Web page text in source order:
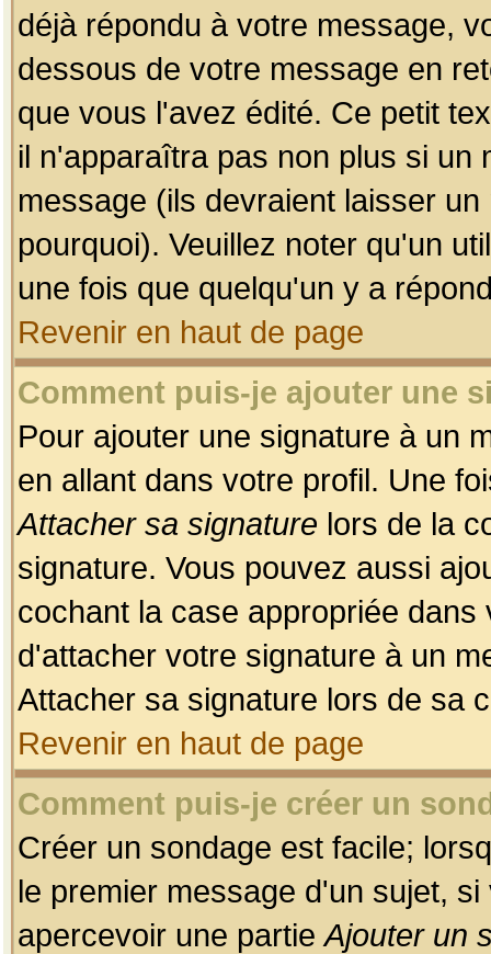
déjà répondu à votre message,
dessous de votre message en
que vous l'avez édité. Ce petit
il n'apparaîtra pas non plus si un
message (ils devraient laisser
pourquoi). Veuillez noter qu'un
une fois que quelqu'un y a
Revenir en haut de page
Comment puis-je ajouter une
Pour ajouter une signature à un
en allant dans votre profil. Une
Attacher sa signature lors de la
signature. Vous pouvez aussi
cochant la case appropriée
d'attacher votre signature à un
Attacher sa signature lors de sa
Revenir en haut de page
Comment puis-je créer un
Créer un sondage est facile;
le premier message d'un sujet,
apercevoir une partieAjouter un